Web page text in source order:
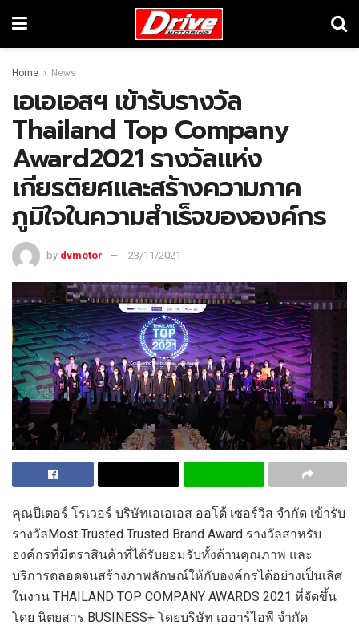
Home News
เอเอเอสฯ เข้ารับรางวัล
Thailand Top Company
Award2021 รางวัลแห่ง
เกียรติยศและสร้างความภาค
ภูมิใจในความสำเร็จขององค์กร
by dvmotor 23/11/2021
คุณปีเตอร์ โรเวอร์ บริษัทเอเอเอส ออโต้ เซอร์วิส จำกัด เข้ารับ
รางวัลMost Trusted Trusted Brand Award รางวัลสาหรับ
องค์กรที่มีตราสินค้าที่ได้รับยอมรับทั้งด้านคุณภาพ และ
บริการตลอดจนสร้างภาพลักษณ์ให้กับองค์กรได้อย่างเป็นเลิศ
ในงาน THAILAND TOP COMPANY AWARDS 2021 ที่จัดขึ้น
โดย นิตยสาร BUSINESS+ โดยบริษัท เออาร์ไอพี จำกัด